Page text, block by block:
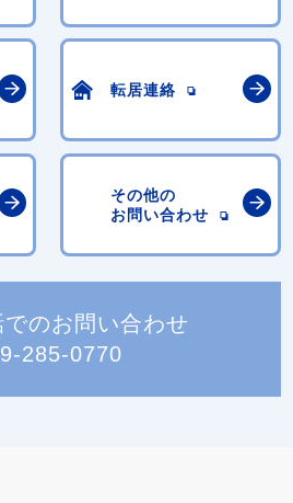
転居連絡
その他の
お問い合わせ
でのお問い合わせ
285-0770